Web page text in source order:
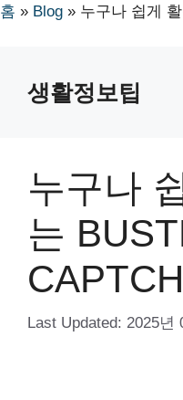
홈 » Blog » 누구나 쉽게
생활정보팁
누구나
는
Last Updated: 2025년